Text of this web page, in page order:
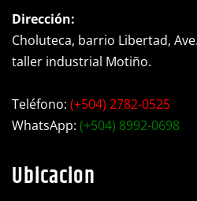
Dirección:
Choluteca, barrio Libertad,
taller industrial Motiño.
Teléfono: (+504) 2782-0525
WhatsApp: (+504) 8992-0698
Ubicacion